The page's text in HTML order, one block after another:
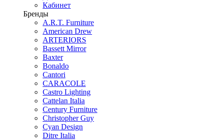
Кабинет
Бренды
A.R.T. Furniture
American Drew
ARTERIORS
Bassett Mirror
Baxter
Bonaldo
Cantori
CARACOLE
Castro Lighting
Cattelan Italia
Century Furniture
Christopher Guy
Cyan Design
Ditre Italia